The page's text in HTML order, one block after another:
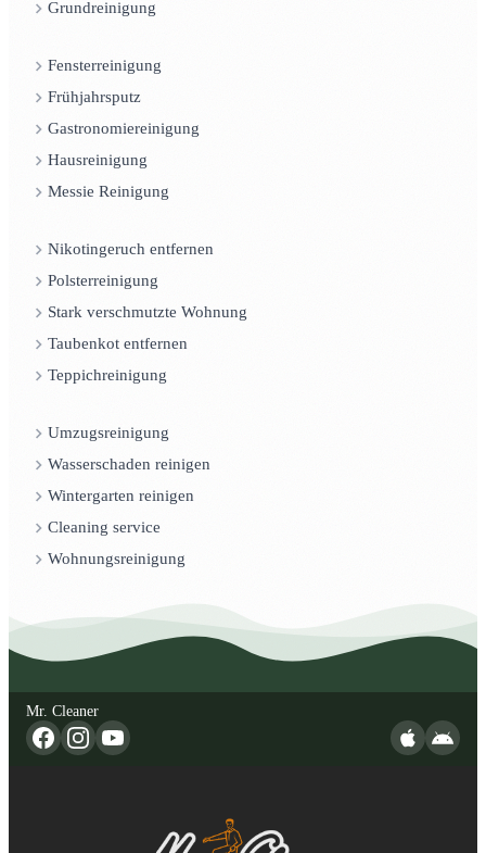
Grundreinigung
Fensterreinigung
Frühjahrsputz
Gastronomiereinigung
Hausreinigung
Messie Reinigung
Nikotingeruch entfernen
Polsterreinigung
Stark verschmutzte Wohnung
Taubenkot entfernen
Teppichreinigung
Umzugsreinigung
Wasserschaden reinigen
Wintergarten reinigen
Cleaning service
Wohnungsreinigung
Mr. Cleaner